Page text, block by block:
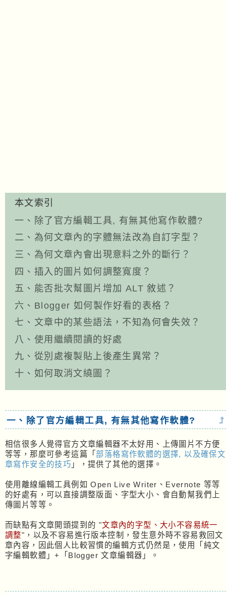
本文索引
一、除了官方編輯工具, 有無其他寫作軟體?
二、為何文章內的字體無法改為自訂字型？
三、為何文章內會出現意料之外的斷行？
四、插入的圖片如何調整寬度？
五、能否批次幫圖片增加 ALT 敘述？
六、Blogger 如何製作好看的表格？
七、文章中的某些語法，不知為何會失效？
八、使用繼續閱讀的好處
九、從別處複製貼上後產生異常？
十、如何取消文繞圖？
一、除了官方編輯工具, 有無其他寫作軟體?
相信很多人覺得官方文章編輯器不太好用、上傳圖片不方便
等等，那麼可參考這篇「部落格寫作軟體的選擇, 以及確保文
章寫作安全的技巧 」，提供了其他的選擇。
使用離線編輯工具例如 Open Live Writer、Evernote 等等
的好處有，可以直接調整版面、字型大小、會自動幫我們上
傳圖片等等。
而缺點有文章開頭提到的 "文章內的字型、大小不容易統一
調整"，以及不容易進行版本控制，發生意外時不容易救回文
章內容，因此個人比較習慣的編輯方式仍然是，使用「純文
字編輯軟體」+「Blogger 文章編輯器」。